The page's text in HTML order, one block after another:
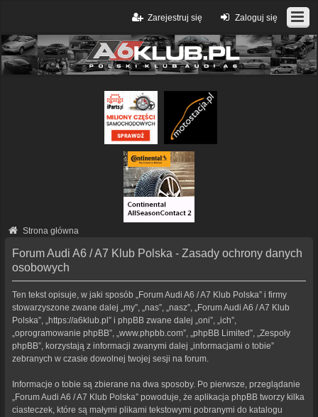
Zaloguj się
Zarejestruj się
Strona główna
Forum Audi A6 / A7 Klub Polska - Zasady ochrony danych
osobowych
Ten tekst opisuje, w jaki sposób „Forum Audi A6 / A7 Klub Polska” i firmy
stowarzyszone zwane dalej „my”, „nas”, „nasz”, „Forum Audi A6 / A7 Klub
Polska”, „https://a6klub.pl” i phpBB zwane dalej „oni”, „ich”,
„oprogramowanie phpBB”, „www.phpbb.com”, „phpBB Limited”, „Zespoły
phpBB”, korzystają z informacji zwanymi dalej „informacjami o tobie”
zebranych w czasie dowolnej twojej sesji na forum.
Informacje o tobie są zbierane na dwa sposoby. Po pierwsze, przeglądanie
„Forum Audi A6 / A7 Klub Polska” powoduje, że aplikacja phpBB tworzy kilka
ciasteczek, które są małymi plikami tekstowymi pobranymi do katalogu